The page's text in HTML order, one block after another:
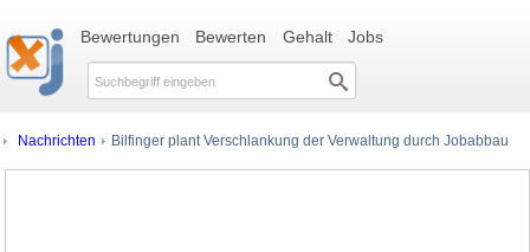
Bewertungen Bewerten Gehalt Jobs
Nachrichten Bilfinger plant Verschlankung der Verwaltung durch Jobabbau